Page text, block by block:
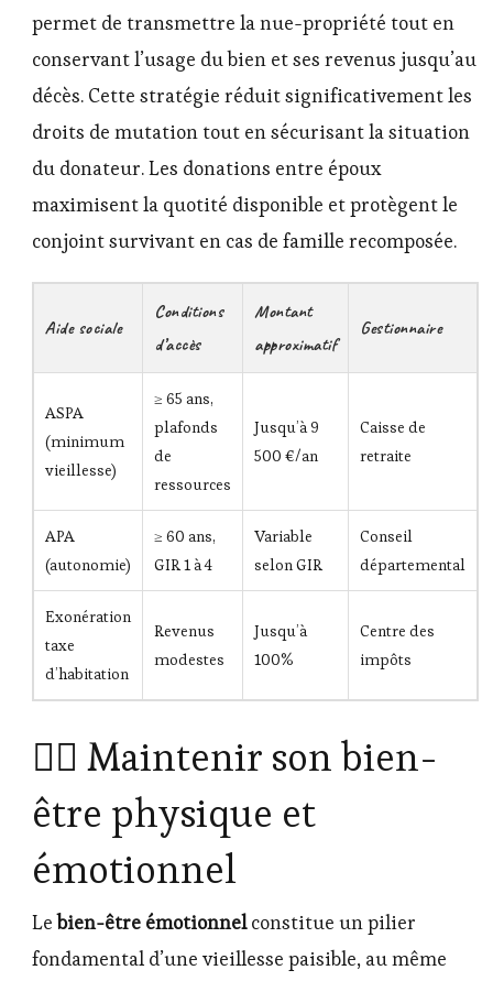
permet de transmettre la nue-propriété tout en
conservant l’usage du bien et ses revenus jusqu’au
décès. Cette stratégie réduit significativement les
droits de mutation tout en sécurisant la situation
du donateur. Les donations entre époux
maximisent la quotité disponible et protègent le
conjoint survivant en cas de famille recomposée.
Aide sociale
Conditions
d’accès
Montant
approximatif
Gestionnaire
ASPA
(minimum
vieillesse)
≥ 65 ans,
plafonds
de
ressources
Jusqu’à 9
500 €/an
Caisse de
retraite
APA
(autonomie)
≥ 60 ans,
GIR 1 à 4
Variable
selon GIR
Conseil
départemental
Exonération
taxe
d’habitation
Revenus
modestes
Jusqu’à
100%
Centre des
impôts
🧘‍♀️ Maintenir son bien-
être physique et
émotionnel
Lebien-être émotionnelconstitue un pilier
fondamental d’une vieillesse paisible, au même